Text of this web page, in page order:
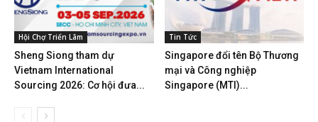
Hội Chợ Triển Lãm
Sheng Siong tham dự
Vietnam International
Sourcing 2026: Cơ hội đưa...
Tin Tức
Singapore đổi tên Bộ Thương
mại và Công nghiệp
Singapore (MTI)...